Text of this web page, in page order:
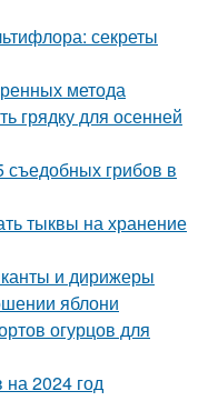
секреты
метода
грядку для осенней
съедобных грибов в
тыквы на хранение
и дирижеры
яблони
огурцов для
2024 год